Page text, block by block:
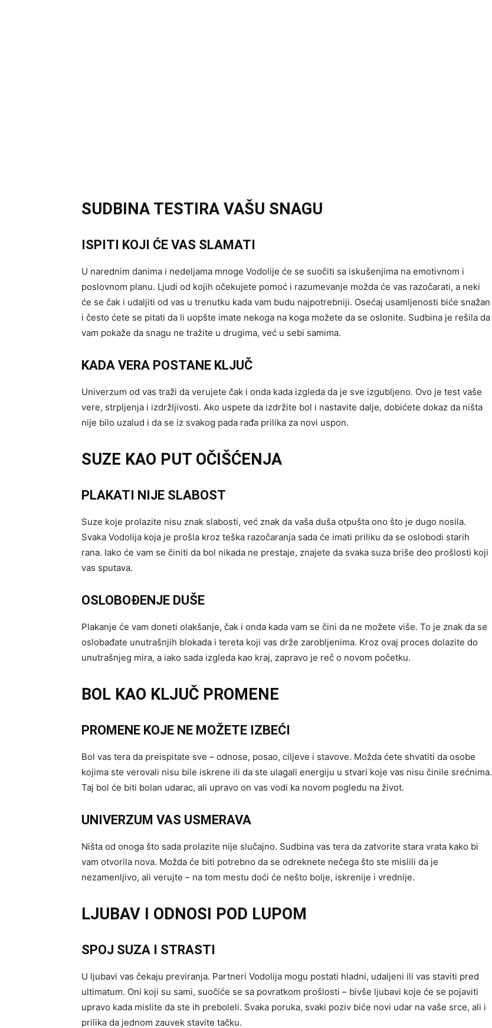
SUDBINA TESTIRA VAŠU SNAGU
ISPITI KOJI ĆE VAS SLAMATI
U narednim danima i nedeljama mnoge Vodolije će se suočiti sa iskušenjima na emotivnom i
poslovnom planu. Ljudi od kojih očekujete pomoć i razumevanje možda će vas razočarati, a neki
će se čak i udaljiti od vas u trenutku kada vam budu najpotrebniji. Osećaj usamljenosti biće snažan
i često ćete se pitati da li uopšte imate nekoga na koga možete da se oslonite. Sudbina je rešila da
vam pokaže da snagu ne tražite u drugima, već u sebi samima.
KADA VERA POSTANE KLJUČ
Univerzum od vas traži da verujete čak i onda kada izgleda da je sve izgubljeno. Ovo je test vaše
vere, strpljenja i izdržljivosti. Ako uspete da izdržite bol i nastavite dalje, dobićete dokaz da ništa
nije bilo uzalud i da se iz svakog pada rađa prilika za novi uspon.
SUZE KAO PUT OČIŠĆENJA
PLAKATI NIJE SLABOST
Suze koje prolazite nisu znak slabosti, već znak da vaša duša otpušta ono što je dugo nosila.
Svaka Vodolija koja je prošla kroz teška razočaranja sada će imati priliku da se oslobodi starih
rana. Iako će vam se činiti da bol nikada ne prestaje, znajete da svaka suza briše deo prošlosti koji
vas sputava.
OSLOBOĐENJE DUŠE
Plakanje će vam doneti olakšanje, čak i onda kada vam se čini da ne možete više. To je znak da se
oslobađate unutrašnjih blokada i tereta koji vas drže zarobljenima. Kroz ovaj proces dolazite do
unutrašnjeg mira, a iako sada izgleda kao kraj, zapravo je reč o novom početku.
BOL KAO KLJUČ PROMENE
PROMENE KOJE NE MOŽETE IZBEĆI
Bol vas tera da preispitate sve – odnose, posao, ciljeve i stavove. Možda ćete shvatiti da osobe
kojima ste verovali nisu bile iskrene ili da ste ulagali energiju u stvari koje vas nisu činile srećnima.
Taj bol će biti bolan udarac, ali upravo on vas vodi ka novom pogledu na život.
UNIVERZUM VAS USMERAVA
Ništa od onoga što sada prolazite nije slučajno. Sudbina vas tera da zatvorite stara vrata kako bi
vam otvorila nova. Možda će biti potrebno da se odreknete nečega što ste mislili da je
nezamenljivo, ali verujte – na tom mestu doći će nešto bolje, iskrenije i vrednije.
LJUBAV I ODNOSI POD LUPOM
SPOJ SUZA I STRASTI
U ljubavi vas čekaju previranja. Partneri Vodolija mogu postati hladni, udaljeni ili vas staviti pred
ultimatum. Oni koji su sami, suočiće se sa povratkom prošlosti – bivše ljubavi koje će se pojaviti
upravo kada mislite da ste ih preboleli. Svaka poruka, svaki poziv biće novi udar na vaše srce, ali i
prilika da jednom zauvek stavite tačku.